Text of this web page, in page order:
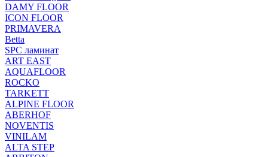
DAMY FLOOR
ICON FLOOR
PRIMAVERA
Betta
SPC ламинат
ART EAST
AQUAFLOOR
ROCKO
TARKETT
ALPINE FLOOR
ABERHOF
NOVENTIS
VINILAM
ALTA STEP